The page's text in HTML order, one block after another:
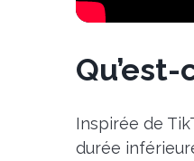
Qu’est-
Inspirée de
durée